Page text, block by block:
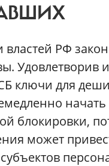
властей РФ
Удовлетворив
ключи для
блокировки,
может